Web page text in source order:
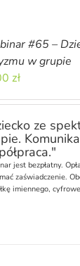
#65 –
w grupie
zł
ze
jest bezpłatny.
zaświadczenie.
imiennego,